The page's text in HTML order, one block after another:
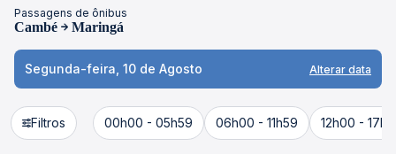
Passagens de ônibus
Cambé Maringá
Segunda-feira, 10 de Agosto Alterar data
Filtros 00h00 - 05h59 06h00 - 11h59 12h00 -